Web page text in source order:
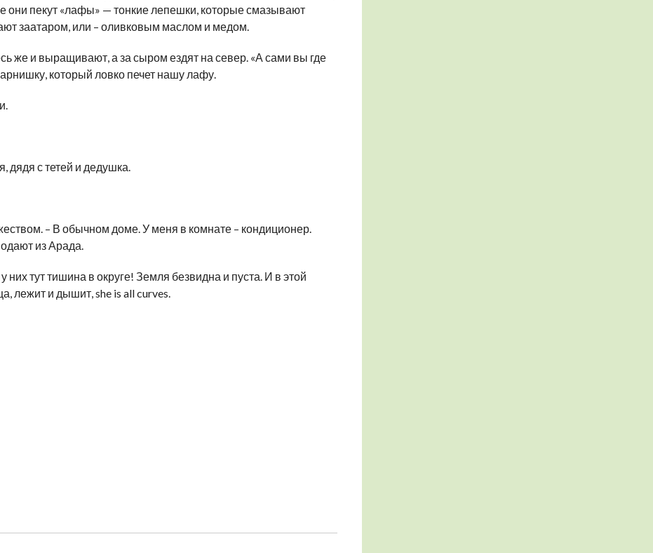
они пекут «лафы» — тонкие лепешки, которые смазывают
заатаром, или – оливковым маслом и медом.
же и выращивают, а за сыром ездят на север. «А сами вы где
который ловко печет нашу лафу.
дядя с тетей и дедушка.
– В обычном доме. У меня в комнате – кондиционер.
из Арада.
тут тишина в округе! Земля безвидна и пуста. И в этой
лежит и дышит, she is all curves.